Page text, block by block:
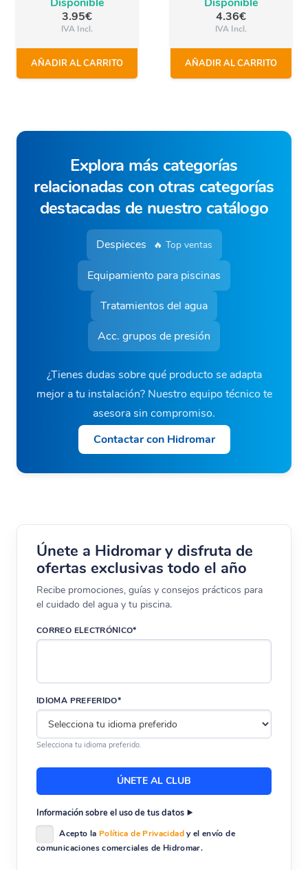
3.95€
IVA Incl.
AÑADIR AL CARRITO
4.36€
IVA Incl.
AÑADIR AL CARRITO
Explora más categorías
relacionadas con otras categorías
destacadas de nuestro catálogo
Despieces 🔥 Top ventas
Equipamiento para piscinas
Tratamientos del agua
Acc. grupos de presión
¿Tienes dudas sobre qué producto se adapta
mejor a tu instalación? Nuestro equipo técnico te
asesora sin compromiso.
Contactar con Hidromar
Únete a Hidromar y disfruta de
ofertas exclusivas todo el año
Recibe promociones, guías y consejos prácticos para
el cuidado del agua y tu piscina.
CORREO ELECTRÓNICO*
IDIOMA PREFERIDO*
Selecciona tu idioma preferido.
Información sobre el uso de tus datos
Acepto la Política de Privacidady el envío de
comunicaciones comerciales de Hidromar.